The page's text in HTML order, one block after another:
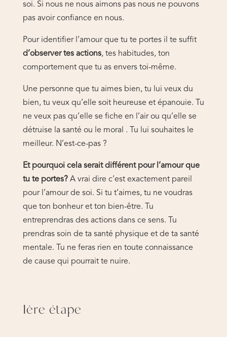
soi. Si nous ne nous aimons pas nous ne pouvons
pas avoir confiance en nous.
Pour identifier l’amour que tu te portes il te suffit
d’observer tes actions, tes habitudes, ton
comportement que tu as envers toi-même.
Une personne que tu aimes bien, tu lui veux du
bien, tu veux qu’elle soit heureuse et épanouie. Tu
ne veux pas qu’elle se fiche en l’air ou qu’elle se
détruise la santé ou le moral . Tu lui souhaites le
meilleur. N’est-ce-pas ?
Et pourquoi cela serait différent pour l’amour que
tu te portes? A vrai dire c’est exactement pareil
pour l’amour de soi. Si tu t’aimes, tu ne voudras
que ton bonheur et ton bien-être. Tu
entreprendras des actions dans ce sens. Tu
prendras soin de ta santé physique et de ta santé
mentale. Tu ne feras rien en toute connaissance
de cause qui pourrait te nuire.
1ère étape